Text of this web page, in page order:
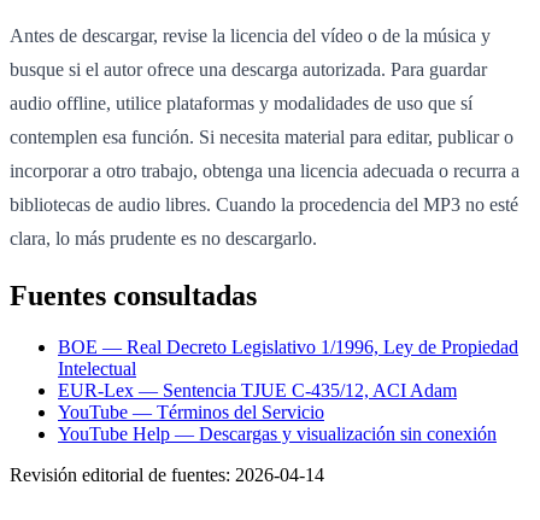
Antes de descargar, revise la licencia del vídeo o de la música y
busque si el autor ofrece una descarga autorizada. Para guardar
audio offline, utilice plataformas y modalidades de uso que sí
contemplen esa función. Si necesita material para editar, publicar o
incorporar a otro trabajo, obtenga una licencia adecuada o recurra a
bibliotecas de audio libres. Cuando la procedencia del MP3 no esté
clara, lo más prudente es no descargarlo.
Fuentes consultadas
BOE — Real Decreto Legislativo 1/1996, Ley de Propiedad
Intelectual
EUR-Lex — Sentencia TJUE C-435/12, ACI Adam
YouTube — Términos del Servicio
YouTube Help — Descargas y visualización sin conexión
Revisión editorial de fuentes: 2026-04-14